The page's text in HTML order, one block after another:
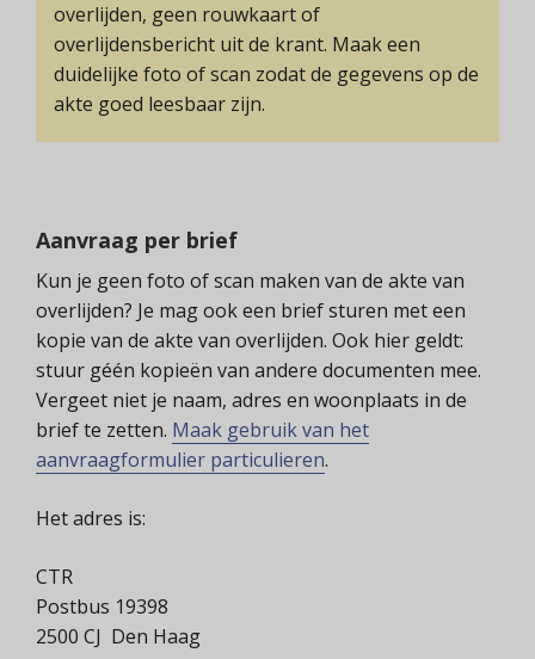
overlijden, geen rouwkaart of
overlijdensbericht uit de krant. Maak een
duidelijke foto of scan zodat de gegevens op de
akte goed leesbaar zijn.
Aanvraag per brief
Kun je geen foto of scan maken van de akte van
overlijden? Je mag ook een brief sturen met een
kopie van de akte van overlijden. Ook hier geldt:
stuur géén kopieën van andere documenten mee.
Vergeet niet je naam, adres en woonplaats in de
brief te zetten. Maak gebruik van het
aanvraagformulier particulieren.
Het adres is:
CTR
Postbus 19398
2500 CJ Den Haag